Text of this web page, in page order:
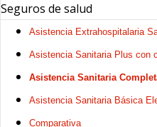
Seguros de salud
Asistencia Extrahospitalaria
Asistencia Sanitaria Plus con
Asistencia Sanitaria
Asistencia Sanitaria Básica
Comparativa